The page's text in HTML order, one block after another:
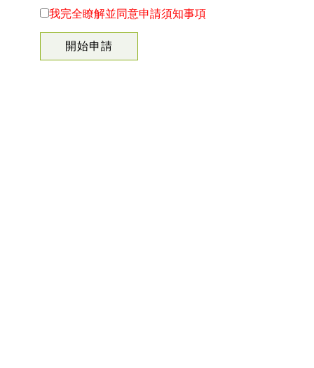
我完全瞭解並同意申請須知事項